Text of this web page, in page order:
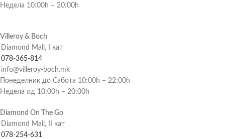
Недела 10:00h – 20:00h
Villeroy & Boch
Diamond Mall, I кат
078-365-814
info@villeroy-boch.mk
Понеделник до Сабота 10:00h – 22:00h
Недела од 10:00h – 20:00h
Diamond On The Go
Diamond Mall, II кат
078-254-631